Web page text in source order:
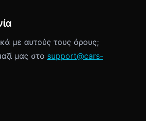
με αυτούς τους όρους;
μας στο support@cars-